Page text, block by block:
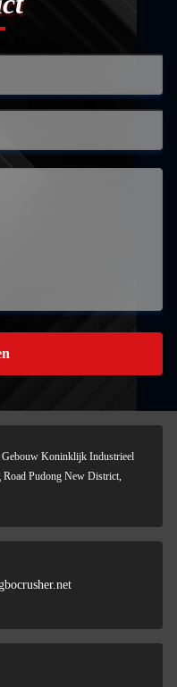
Koninklijk Industrieel
Pudong New District,